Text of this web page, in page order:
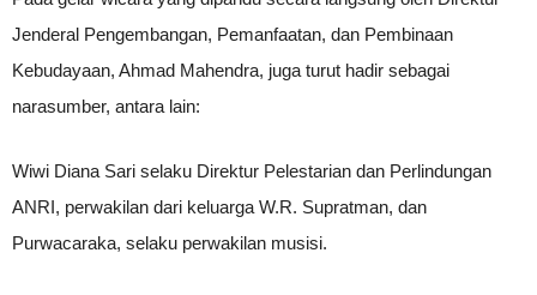
Jenderal Pengembangan, Pemanfaatan, dan Pembinaan
Kebudayaan, Ahmad Mahendra, juga turut hadir sebagai
narasumber, antara lain:
Wiwi Diana Sari selaku Direktur Pelestarian dan Perlindungan
ANRI, perwakilan dari keluarga W.R. Supratman, dan
Purwacaraka, selaku perwakilan musisi.